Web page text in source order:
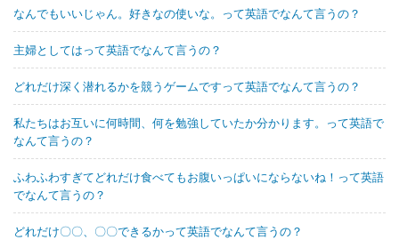
なんでもいいじゃん。好きなの使いな。って英語でなんて言うの？
主婦としてはって英語でなんて言うの？
どれだけ深く潜れるかを競うゲームですって英語でなんて言うの？
私たちはお互いに何時間、何を勉強していたか分かります。って英語で
なんて言うの？
ふわふわすぎてどれだけ食べてもお腹いっぱいにならないね！って英語
でなんて言うの？
どれだけ〇〇、〇〇できるかって英語でなんて言うの？